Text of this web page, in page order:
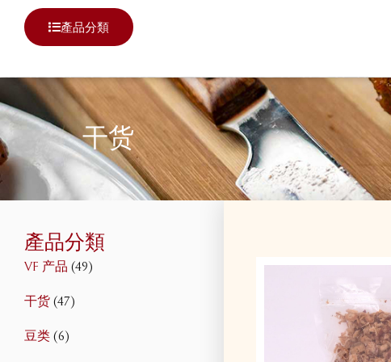
產品分類
干货
產品分類
VF 产品 (49)
干货 (47)
豆类 (6)